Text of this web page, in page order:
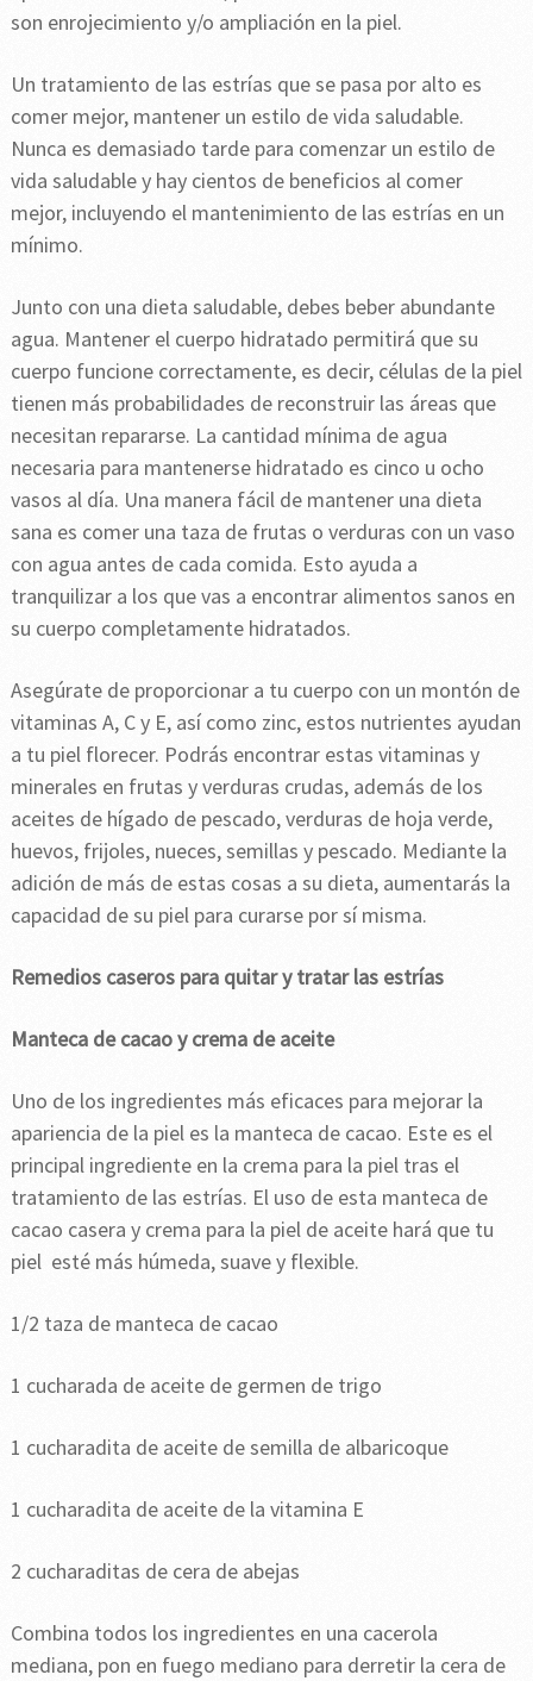
son enrojecimiento y/o ampliación en la piel.
Un tratamiento de las estrías que se pasa por alto es
comer mejor, mantener un estilo de vida saludable.
Nunca es demasiado tarde para comenzar un estilo de
vida saludable y hay cientos de beneficios al comer
mejor, incluyendo el mantenimiento de las estrías en un
mínimo.
Junto con una dieta saludable, debes beber abundante
agua. Mantener el cuerpo hidratado permitirá que su
cuerpo funcione correctamente, es decir, células de la piel
tienen más probabilidades de reconstruir las áreas que
necesitan repararse. La cantidad mínima de agua
necesaria para mantenerse hidratado es cinco u ocho
vasos al día. Una manera fácil de mantener una dieta
sana es comer una taza de frutas o verduras con un vaso
con agua antes de cada comida. Esto ayuda a
tranquilizar a los que vas a encontrar alimentos sanos en
su cuerpo completamente hidratados.
Asegúrate de proporcionar a tu cuerpo con un montón de
vitaminas A, C y E, así como zinc, estos nutrientes ayudan
a tu piel florecer. Podrás encontrar estas vitaminas y
minerales en frutas y verduras crudas, además de los
aceites de hígado de pescado, verduras de hoja verde,
huevos, frijoles, nueces, semillas y pescado. Mediante la
adición de más de estas cosas a su dieta, aumentarás la
capacidad de su piel para curarse por sí misma.
Remedios caseros para quitar y tratar las estrías
Manteca de cacao y crema de aceite
Uno de los ingredientes más eficaces para mejorar la
apariencia de la piel es la manteca de cacao. Este es el
principal ingrediente en la crema para la piel tras el
tratamiento de las estrías. El uso de esta manteca de
cacao casera y crema para la piel de aceite hará que tu
piel esté más húmeda, suave y flexible.
1/2 taza de manteca de cacao
1 cucharada de aceite de germen de trigo
1 cucharadita de aceite de semilla de albaricoque
1 cucharadita de aceite de la vitamina E
2 cucharaditas de cera de abejas
Combina todos los ingredientes en una cacerola
mediana, pon en fuego mediano para derretir la cera de